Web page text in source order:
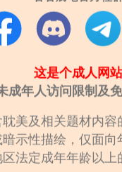
因长期过劳，来到一
所。
——岸边。
”的名义下，两人的距
昧与熟悉感，也逐渐揭
我为你送上……最舒服的
这是个成人网站
成年人访问限制及
美及相关题材内容
示性描绘，仅面向
法定成年年龄以上